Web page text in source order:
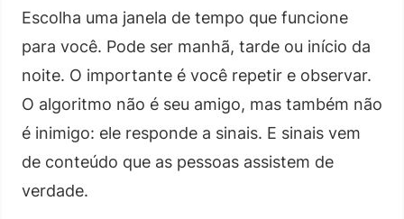
Escolha uma janela de tempo que funcione
para você. Pode ser manhã, tarde ou início da
noite. O importante é você repetir e observar.
O algoritmo não é seu amigo, mas também não
é inimigo: ele responde a sinais. E sinais vem
de conteúdo que as pessoas assistem de
verdade.